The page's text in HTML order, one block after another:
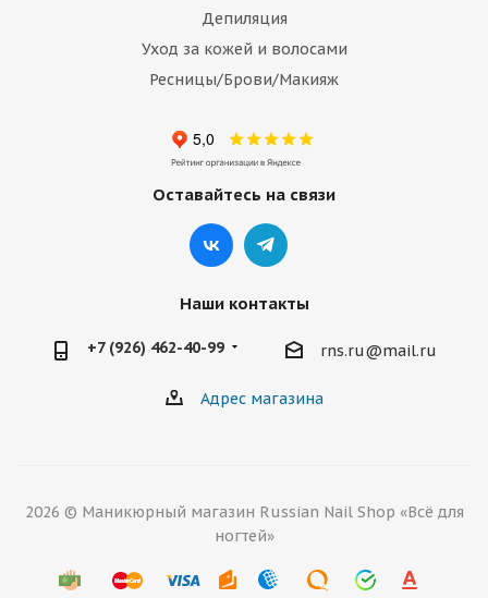
Депиляция
Уход за кожей и волосами
Ресницы/Брови/Макияж
Оставайтесь на связи
Наши контакты
+7 (926) 462-40-99 rns.ru@mail.ru
Адрес магазина
2026 © Маникюрный магазин Russian Nail Shop «Всё для
ногтей»